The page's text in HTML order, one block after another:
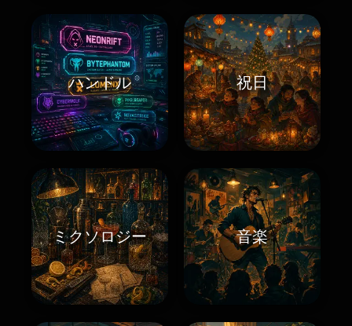
ハンドル 祝日
ミクソロジー 音楽